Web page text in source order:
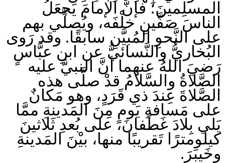
المسلِمينَ؛ فإنَّ الإمامَ يَجعَلُ
الناسَ صَفَّينِ خلْفَه، ويُصلِّي بهم
على النَّحوِ المُبيَّنِ سابقًا. وقد رَوى
البُخاريُّ والنَّسائيُّ عن ابنِ عبَّاسٍ
رَضيَ اللهُ عنهما أنَّ النبيَّ عليه
الصَّلاةُ والسَّلامُ قدْ صلَّى هذه
الصَّلاةَ عِندَ ذي قَرَدٍ، وهو مَكانٌ
على مَسافةِ يَومٍ مِنَ المَدينةِ ممَّا
يَلي بِلادَ غَطَفانَ، على بُعدِ ثَلاثينَ
كيلومترًا تَقريبًا منها، بيْنَ المَدينةِ
وخَيبَرَ.